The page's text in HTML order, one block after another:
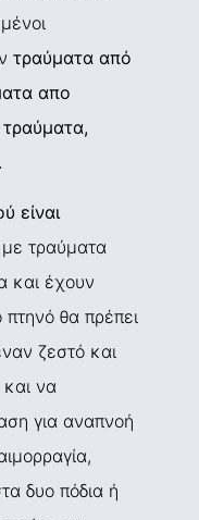
τραύματα από
απο
είναι
τραύματα
και έχουν
πτηνό θα πρέπει
ζεστό και
να
για αναπνοή
δυο πόδια ή